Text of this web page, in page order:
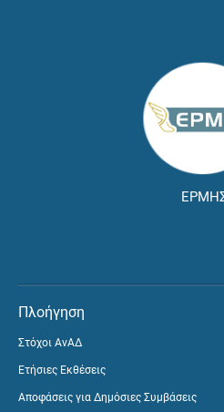
Πλοήγηση
Στόχοι ΑνΑΔ
Ετήσιες Εκθέσεις
Αποφάσεις για Δημόσιες Συμβάσεις